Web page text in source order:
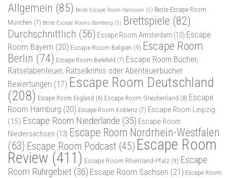
Allgemein (85) Beste Escape Room Hannover (5) Beste Escape Room
München (7) Beste Escape Rooms Bamberg (5) Brettspiele (82)
Durchschnittlich (56) Escape Room Amsterdam (10) Escape
Room Bayern (20) Escape Room Belgien (9) Escape Room
Berlin (74) Escape Room Bielefeld (7) Escape Room Bücher,
Rätselabenteuer, Rätselkrimis oder Abenteuerbücher
Bewertungen (17) Escape Room Deutschland
(208) Escape Room England (6) Escape Room Griechenland (8) Escape
Room Hamburg (20) Escape Room Koblenz (7) Escape Room Leipzig
(15) Escape Room Niederlande (35) Escape Room
Niedersachsen (13) Escape Room Nordrhein-Westfalen
(63) Escape Room Podcast (45) Escape Room
Review (411) Escape Room Rheinland-Pfalz (9) Escape
Room Ruhrgebiet (36) Escape Room Sachsen (21) Escape Room